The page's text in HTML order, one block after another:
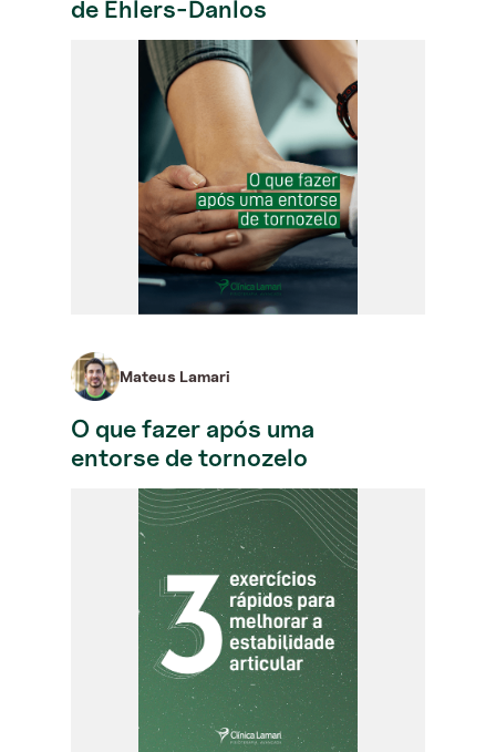
de Ehlers-Danlos
Mateus Lamari
O que fazer após uma
entorse de tornozelo